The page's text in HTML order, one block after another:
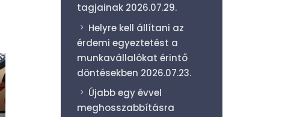
tagjainak 2026.07.29.
Helyre kell állítani az
érdemi egyeztetést a
munkavállalókat érintő
döntésekben 2026.07.23.
Újabb egy évvel
meghosszabbításra